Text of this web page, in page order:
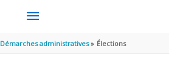
MENU
PRINCIPAL
Démarches administratives Élections